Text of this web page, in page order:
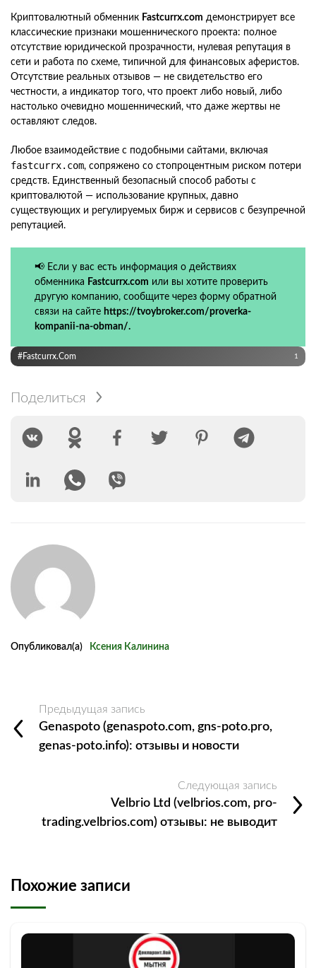
Криптовалютный обменник Fastcurrx.com демонстрирует все
классические признаки мошеннического проекта: полное
отсутствие юридической прозрачности, нулевая репутация в
сети и работа по схеме, типичной для финансовых аферистов.
Отсутствие реальных отзывов — не свидетельство его
честности, а индикатор того, что проект либо новый, либо
настолько очевидно мошеннический, что даже жертвы не
оставляют следов.
Любое взаимодействие с подобными сайтами, включая
fastcurrx.com, сопряжено со стопроцентным риском потери
средств. Единственный безопасный способ работы с
криптовалютой — использование крупных, давно
существующих и регулируемых бирж и сервисов с безупречной
репутацией.
📢 Если у вас есть информация о действиях
обменника Fastcurrx.com или вы хотите проверить
другую компанию, сообщите через форму обратной
связи на сайте https://tvoybroker.com/proverka-
kompanii-na-obman/.
#Fastcurrx.com 1
Поделиться
Опубликовал(а) Ксения Калинина
Предыдущая запись
Genaspoto (genaspoto.com, gns-poto.pro,
genas-poto.info): отзывы и новости
Следующая запись
Velbrio Ltd (velbrios.com, pro-
trading.velbrios.com) отзывы: не выводит
Похожие записи